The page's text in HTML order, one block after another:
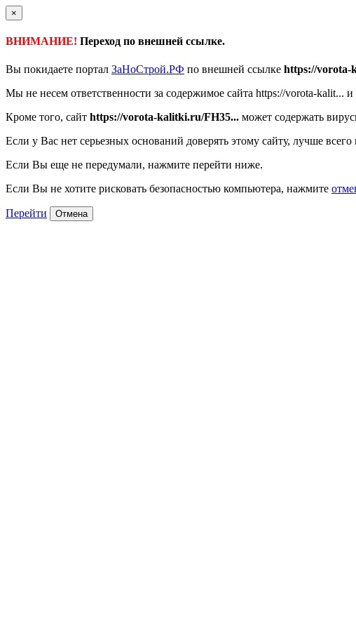
×
ВНИМАНИЕ! Переход по внешней ссылке.
Вы покидаете портал ЗаНоСтрой.РФ по внешней ссылке https://vorota-
Мы не несем ответственности за содержимое сайта https://vorota-kalit... и
Кроме того, сайт https://vorota-kalitki.ru/FH35... может содержать
Если у Вас нет серьезных оснований доверять этому сайту, лучше
Если Вы еще не передумали, нажмите перейти ниже.
Если Вы не хотите рисковать безопасностью компьютера, нажмите
Перейти Отмена